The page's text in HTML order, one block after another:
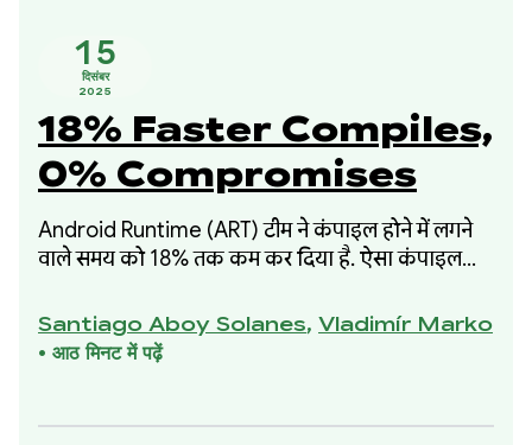
15
दिसंबर
2025
18% Faster Compiles,
0% Compromises
Android Runtime (ART) टीम ने कंपाइल होने में लगने
वाले समय को 18% तक कम कर दिया है. ऐसा कंपाइल
किए बिना किया गया है. यह सुधार, 2025 में शुरू की गई
हमारी उस पहल का हिस्सा था जिसमें कंपाइल होने में लगने
क्वालिटी से समझौता नहीं किया गया था.
Santiago Aboy Solanes, Vladimír Marko
• आठ मिनट में पढ़ें